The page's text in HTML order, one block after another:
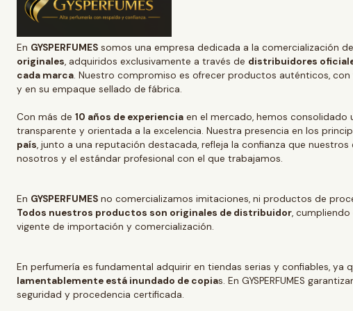
En GYSPERFUMES somos una empresa dedicada a la comercialización de
originales, adquiridos exclusivamente a través de distribuidores
cada marca. Nuestro compromiso es ofrecer productos auténticos, con
y en su empaque sellado de fábrica.
Con más de 10 años de experiencia en el mercado, hemos consolidado
transparente y orientada a la excelencia. Nuestra presencia en los
país, junto a una reputación destacada, refleja la confianza que
nosotros y el estándar profesional con el que trabajamos.
En GYSPERFUMES no comercializamos imitaciones, ni productos de
Todos nuestros productos son originales de distribuidor,
vigente de importación y comercialización.
En perfumería es fundamental adquirir en tiendas serias y confiables, ya
lamentablemente está inundado de copias. En GYSPERFUMES
seguridad y procedencia certificada.